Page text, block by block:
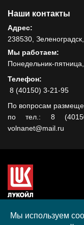
Наши контакты
Адрес:
238530,
Мы работаем:
Понедельник-
Телефон:
8 (40150) 3-21-95
По вопросам
по тел.: 8
volnanet@mail.ru
гранта,
Мы используем